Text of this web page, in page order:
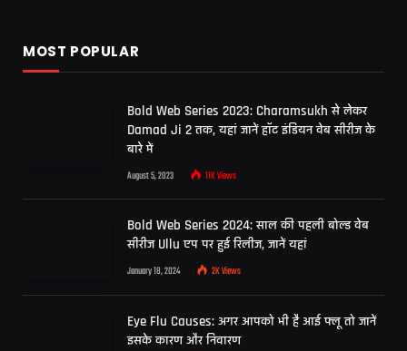
MOST POPULAR
Bold Web Series 2023: Charamsukh से लेकर
Damad Ji 2 तक, यहां जानें हॉट इंडियन वेब सीरीज के
बारे में
August 5, 2023 11KViews
Bold Web Series 2024: साल की पहली बोल्ड वेब
सीरीज Ullu एप पर हुई रिलीज, जानें यहां
January 18, 2024 2KViews
Eye Flu Causes: अगर आपको भी है आई फ्लू तो जानें
इसके कारण और निवारण